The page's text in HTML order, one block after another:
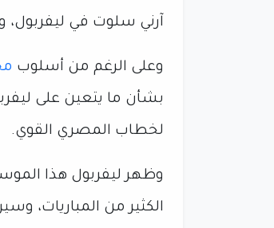
آرني سلوت في ليفربول،
وعلى الرغم من أسلوب
بشأن ما يتعين على
لخطاب المصري القوي.
وظهر ليفربول هذا
الكثير من المباريات،